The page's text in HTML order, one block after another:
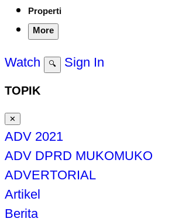
Properti
More
Watch 🔍 Sign In
TOPIK
✕
ADV 2021
ADV DPRD MUKOMUKO
ADVERTORIAL
Artikel
Berita